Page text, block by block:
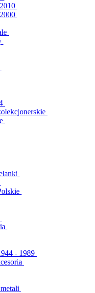
- 1989